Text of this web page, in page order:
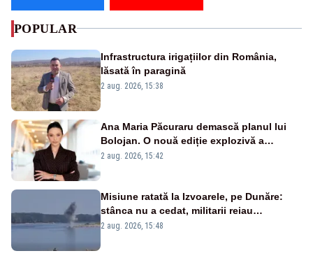
POPULAR
Infrastructura irigațiilor din România,
lăsată în paragină
2 aug. 2026, 15:38
Ana Maria Păcuraru demască planul lui
Bolojan. O nouă ediție explozivă a
emisiunii „Miza Zilei” la Realitatea PLUS
2 aug. 2026, 15:42
Misiune ratată la Izvoarele, pe Dunăre:
stânca nu a cedat, militarii reiau
detonările luni – VIDEO
2 aug. 2026, 15:48